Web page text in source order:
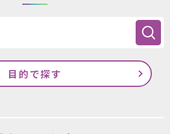
目的で探す